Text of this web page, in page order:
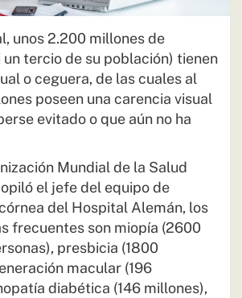
unos 2.200 millones de
un tercio de su población) tienen
o ceguera, de las cuales al
poseen una carencia visual
evitado o que aún no ha
Mundial de la Salud
el jefe del equipo de
del Hospital Alemán, los
frecuentes son miopía (2600
presbicia (1800
macular (196
diabética (146 millones),